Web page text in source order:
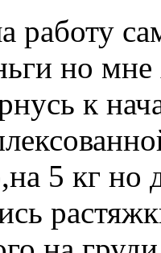
работу
но мне
к
5 кг но